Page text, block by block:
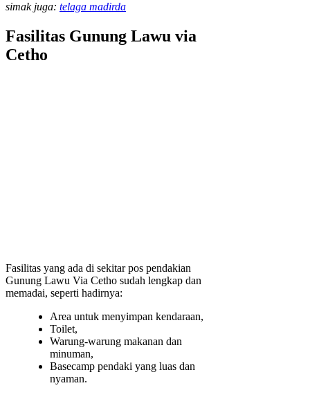
simak juga: telaga madirda
Fasilitas Gunung Lawu via
Cetho
Fasilitas yang ada di sekitar pos pendakian
Gunung Lawu Via Cetho sudah lengkap dan
memadai, seperti hadirnya:
Area untuk menyimpan kendaraan,
Toilet,
Warung-warung makanan dan
minuman,
Basecamp pendaki yang luas dan
nyaman.